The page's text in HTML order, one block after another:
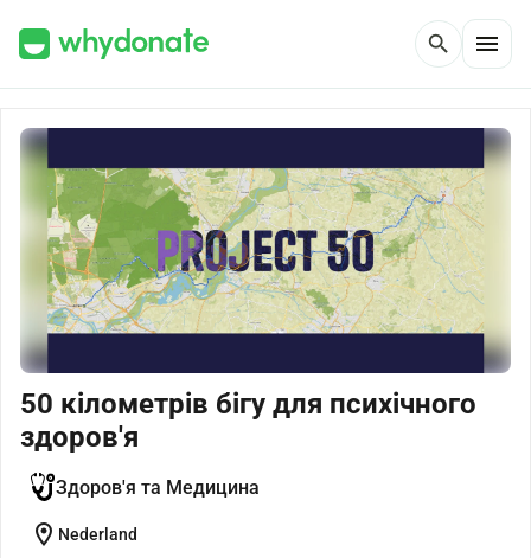
search menu
50 кілометрів бігу для психічного
здоров'я
Здоров'я та Медицина
location_on Nederland